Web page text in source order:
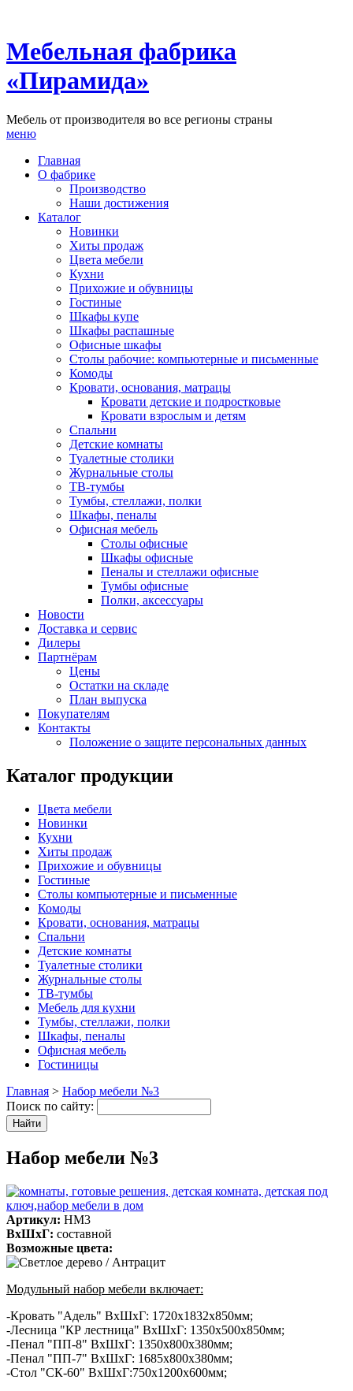
Мебельная фабрика
«Пирамида»
Мебель от производителя во все регионы страны
меню
Главная
О фабрике
Производство
Наши достижения
Каталог
Новинки
Хиты продаж
Цвета мебели
Кухни
Прихожие и обувницы
Гостиные
Шкафы купе
Шкафы распашные
Офисные шкафы
Столы рабочие: компьютерные и письменные
Комоды
Кровати, основания, матрацы
Кровати детские и подростковые
Кровати взрослым и детям
Спальни
Детские комнаты
Туалетные столики
Журнальные столы
ТВ-тумбы
Тумбы, стеллажи, полки
Шкафы, пеналы
Офисная мебель
Столы офисные
Шкафы офисные
Пеналы и стеллажи офисные
Тумбы офисные
Полки, аксессуары
Новости
Доставка и сервис
Дилеры
Партнёрам
Цены
Остатки на складе
План выпуска
Покупателям
Контакты
Положение о защите персональных данных
Каталог продукции
Цвета мебели
Новинки
Кухни
Хиты продаж
Прихожие и обувницы
Гостиные
Столы компьютерные и письменные
Комоды
Кровати, основания, матрацы
Спальни
Детские комнаты
Туалетные столики
Журнальные столы
ТВ-тумбы
Мебель для кухни
Тумбы, стеллажи, полки
Шкафы, пеналы
Офисная мебель
Гостиницы
Главная > Набор мебели №3
Поиск по сайту:
Набор мебели №3
Артикул: НМ3
ВхШхГ: составной
Возможные цвета:
Модульный набор мебели включает:
-Кровать "Адель" ВхШхГ: 1720х1832х850мм;
-Лесница "КР лестница" ВхШхГ: 1350х500х850мм;
-Пенал "ПП-8" ВхШхГ: 1350х800х380мм;
-Пенал "ПП-7" ВхШхГ: 1685х800х380мм;
-Стол "СК-60" ВхШхГ:750х1200х600мм;